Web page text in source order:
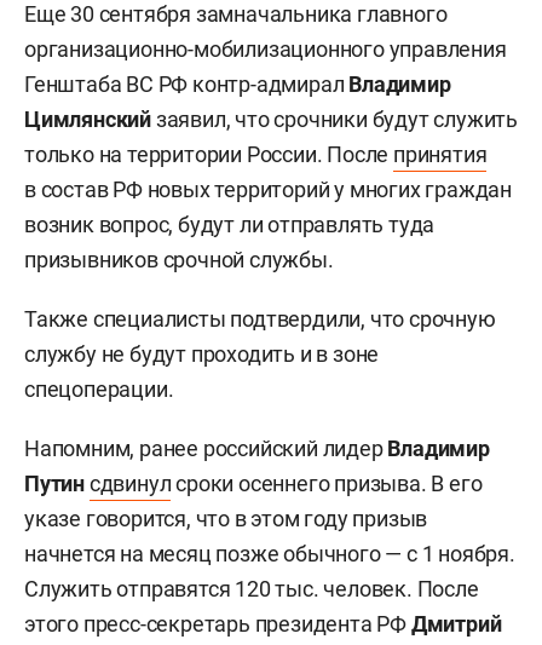
Еще 30 сентября замначальника главного
организационно-мобилизационного управления
Генштаба ВС РФ контр-адмирал Владимир
Цимлянскийзаявил, что срочники будут служить
только на территории России. После принятия
в состав РФ новых территорий у многих граждан
возник вопрос, будут ли отправлять туда
призывников срочной службы.
Также специалисты подтвердили, что срочную
службу не будут проходить и в зоне
спецоперации.
Напомним, ранее российский лидерВладимир
Путинсдвинулсроки осеннего призыва. В его
указе говорится, что в этом году призыв
начнется на месяц позже обычного — с 1 ноября.
Служить отправятся 120 тыс. человек. После
этого пресс-секретарь президента РФДмитрий